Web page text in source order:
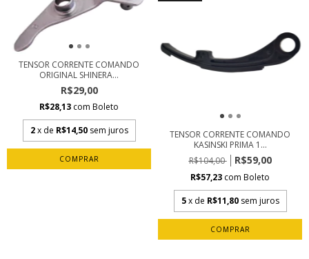
TENSOR CORRENTE COMANDO
ORIGINAL SHINERA...
R$29,00
R$28,13 com Boleto
2 x de R$14,50 sem juros
TENSOR CORRENTE COMANDO
KASINSKI PRIMA 1...
R$104,00
R$59,00
R$57,23 com Boleto
5 x de R$11,80 sem juros